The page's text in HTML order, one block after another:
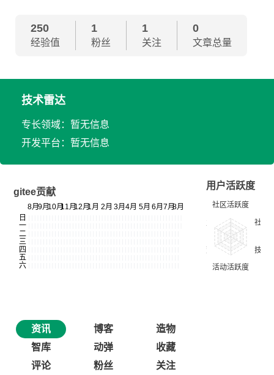
250
经验值
1
粉丝
1
关注
0
文章总量
技术雷达
专长领域：暂无信息
开发平台：暂无信息
gitee贡献
用户活跃度
资讯 博客
造物
智库
动弹
收藏
评论
粉丝 关注